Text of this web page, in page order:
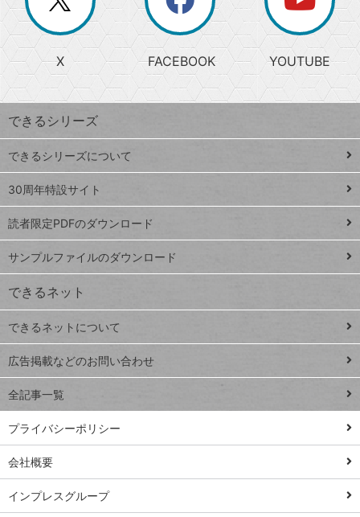
じ
る
search
検
索
上
昇
ワ
ー
ド
Google
スプレ
ッドシ
ート
iPhone
VLOOKUP
close
閉じ
る
閉
じ
る
か
ら
探
す
ト
ッ
プ
ペ
ジ
連載
Excel Q&A
トイアンナ流仕
事術
PowerAutomate
ではじめる業務
の完全自動化
AI議事録作成術
Windows 11
X FACEBOOK YOUTUBE
できるシリーズ
できるシリーズについて
30周年特設サイト
読者限定PDFのダウンロード
サンプルファイルのダウンロード
できるネット
できるネットについて
広告掲載などのお問い合わせ
全記事一覧
プライバシーポリシー
会社概要
インプレスグループ